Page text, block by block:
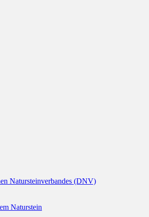
Natursteinverbandes (DNV)
Naturstein